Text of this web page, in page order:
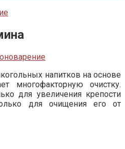
напитков на основе
многофакторную очистку.
для увеличения крепости
для очищения его от